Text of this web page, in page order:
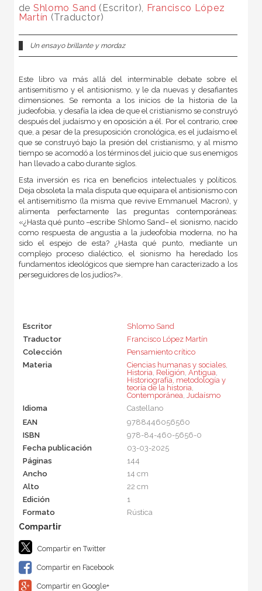
de Shlomo Sand (Escritor), Francisco López
Martín (Traductor)
Un ensayo brillante y mordaz
Este libro va más allá del interminable debate sobre el
antisemitismo y el antisionismo, y le da nuevas y desafiantes
dimensiones. Se remonta a los inicios de la historia de la
judeofobia, y desafía la idea de que el cristianismo se construyó
después del judaísmo y en oposición a él. Por el contrario, cree
que, a pesar de la presuposición cronológica, es el judaísmo el
que se construyó bajo la presión del cristianismo, y al mismo
tiempo se acomodó a los términos del juicio que sus enemigos
han llevado a cabo durante siglos.
Esta inversión es rica en beneficios intelectuales y políticos.
Deja obsoleta la mala disputa que equipara el antisionismo con
el antisemitismo (la misma que revive Emmanuel Macron), y
alimenta perfectamente las preguntas contemporáneas:
«¿Hasta qué punto –escribe Shlomo Sand– el sionismo, nacido
como respuesta de angustia a la judeofobia moderna, no ha
sido el espejo de esta? ¿Hasta qué punto, mediante un
complejo proceso dialéctico, el sionismo ha heredado los
fundamentos ideológicos que siempre han caracterizado a los
perseguidores de los judíos?».
Escritor
Shlomo Sand
Traductor
Francisco López Martín
Colección
Pensamiento crítico
Materia
Ciencias humanas y sociales,
Historia Religión Antigua
Historiografía, metodología y
teoría de la historia
Contemporánea
Judaísmo
Idioma
Castellano
EAN
9788446056560
ISBN
978-84-460-5656-0
Fecha publicación
03-03-2025
Páginas
144
Ancho
14 cm
Alto
22 cm
Edición
1
Formato
Rústica
Compartir en Twitter
Compartir en Facebook
Compartir en Google+